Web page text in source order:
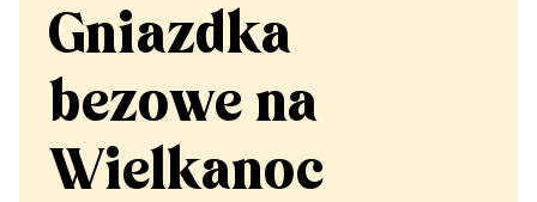
Gniazdka
bezowe na
Wielkanoc